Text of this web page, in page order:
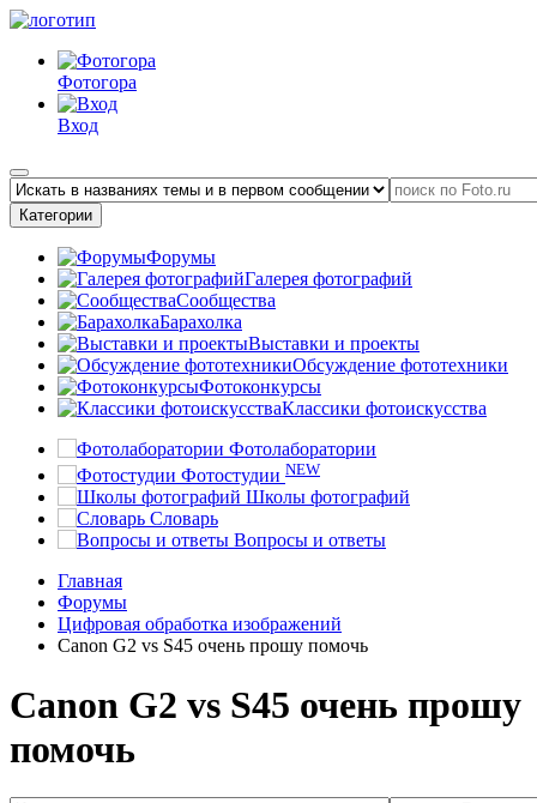
Фотогора
Вход
Категории
Форумы
Галерея фотографий
Сообщества
Барахолка
Выставки и проекты
Обсуждение фототехники
Фотоконкурсы
Классики фотоискусства
Фотолаборатории
Фотостудии NEW
Школы фотографий
Словарь
Вопросы и ответы
Главная
Форумы
Цифровая обработка изображений
Canon G2 vs S45 очень прошу помочь
Canon G2 vs S45 очень прошу
помочь